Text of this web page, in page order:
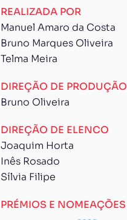
REALIZADA POR
Manuel Amaro da Costa
Bruno Marques Oliveira
Telma Meira
DIREÇÃO DE PRODUÇÃO
Bruno Oliveira
DIREÇÃO DE ELENCO
Joaquim Horta
Inês Rosado
Sílvia Filipe
PRÉMIOS E NOMEAÇÕES